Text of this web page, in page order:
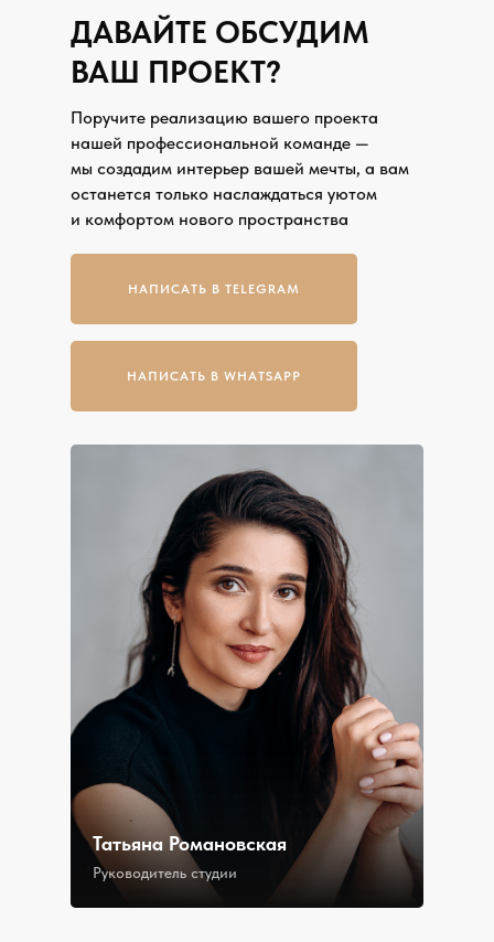
НАПИСАТЬ В WHATSAPP
НАПИСАТЬ В TELEGRAM
Поручите реализацию вашего проекта
нашей профессиональной команде —
мы создадим интерьер вашей мечты, а вам
останется только наслаждаться уютом
и комфортом нового пространства
ДАВАЙТЕ ОБСУДИМ
ВАШ ПРОЕКТ?
Руководитель студии
Татьяна Романовская